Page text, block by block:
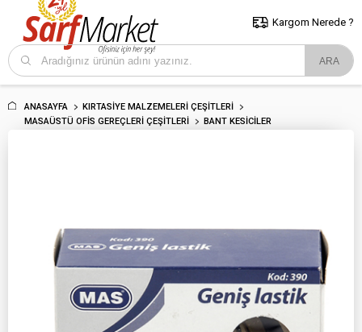
5000 TL ve Üzeri Alışverişlerde İstanbul İçi Kargo Bedava!
ve Trakya İçin Tıklayın..
Kargom Nerede ?
ANASAYFA
KIRTASIYE MALZEMELERI ÇEŞITLERI
MASAÜSTÜ OFIS GEREÇLERI ÇEŞITLERI
BANT KESICILER